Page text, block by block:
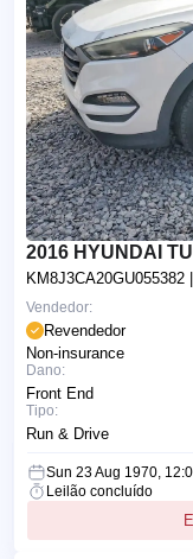
2016 HYUNDAI
KM8J3CA20GU055382
Vendedor:
Revendedor
Non-insurance
Dano:
Front End
Tipo:
Run & Drive
Sun 23 Aug 1970,
Leilão concluído